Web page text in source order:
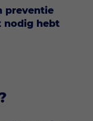
preventie
nodig hebt